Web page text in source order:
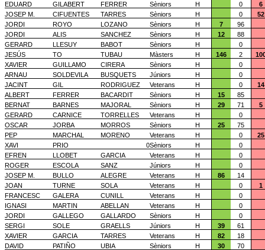
EDUARD
GILABERT FERRER Sèniors H 0
6
JOSEP M.
CIFUENTES TARRES Sèniors H 0
52
JORDI
ROYO LOZANO Sèniors H 7
96
JORDI
ALIS SANCHEZ Sèniors H 12
88
GERARD
LLESUY BABOT Sèniors H
0
JESÚS
TO TUBAU Màsters H 146 2
XAVIER
GUILLAMO CIRERA Sèniors H
0
ARNAU
SOLDEVILA BUSQUETS Júniors H
0
JACINT
GIL RODRIGUEZ Veterans H 0
14
ALBERT
FERRER BACARDIT Sèniors H 15
85
BERNAT
BARNES MAJORAL Sèniors H 29 71
5
GERARD
CARNICE TORRELLES Veterans H
0
OSCAR
JORBA MORROS Sèniors H 25
75
PEP
MARCHAL MORENO Veterans H 0
25
XAVI
PRIO 0Sèniors H
0
EFREN
LLOBET GARCIA Veterans H
0
ROGER
ESCOLA SANZ Júniors H
0
JOSEP M.
BULLO ALEGRE Veterans H 86
14
JOAN
TURNE SOLA Veterans H 0
1
FRANCESC
GALERA CUNILL Veterans H
0
IGNASI
MARTIN ABELLAN Veterans H
0
JORDI
GALLEGO GALLARDO Sèniors H
0
SERGI
SOLE GRAELLS Júniors H 39
61
XAVIER
GARCIA TARRES Veterans H 82
18
DAVID
PATIÑO UBIA Sèniors H 30
70